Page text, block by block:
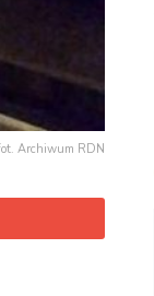
Archiwum RDN